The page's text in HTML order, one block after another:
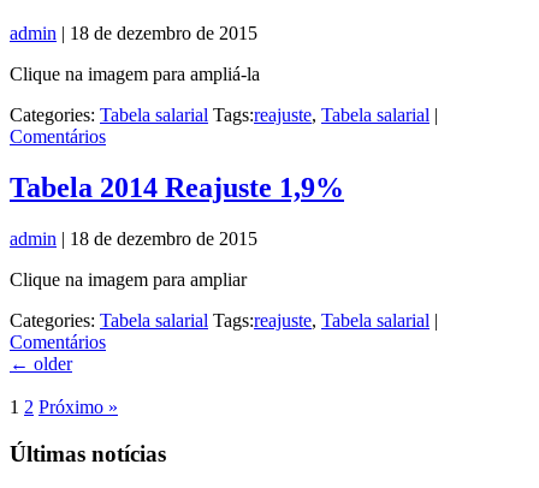
admin | 18 de dezembro de 2015
Clique na imagem para ampliá-la
Categories: Tabela salarial Tags:reajuste, Tabela salarial |
Comentários
Tabela 2014 Reajuste 1,9%
admin | 18 de dezembro de 2015
Clique na imagem para ampliar
Categories: Tabela salarial Tags:reajuste, Tabela salarial |
Comentários
← older
1 2 Próximo »
Últimas notícias